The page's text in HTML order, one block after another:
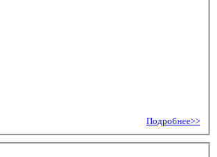
Подробнее>>